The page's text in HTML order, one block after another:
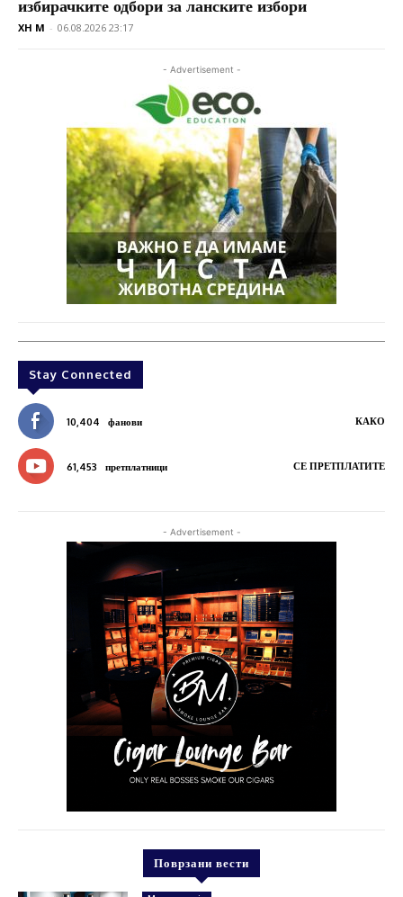
избирачките одбори за ланските избори
XH M - 06.08.2026 23:17
- Advertisement -
Stay Connected
10,404 фанови КАКО
61,453 претплатници СЕ ПРЕТПЛАТИТЕ
- Advertisement -
Поврзани вести